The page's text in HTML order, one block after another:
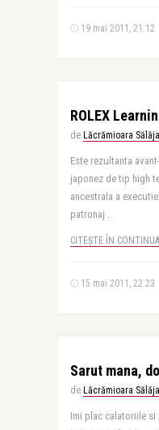
19 mai 2011, 21:12
ROLEX
de Lăcrămioara
Este rezultanta
japonez de tip high
ancestrala a
patronaj ..
CITEȘTE ÎN
15 mai 2011, 22:23
Sarut mana,
de Lăcrămioara
Imi plac calatoriile